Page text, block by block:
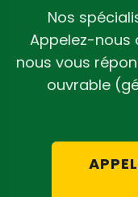
Nos
Appelez-nous
nous vous
ouvrable